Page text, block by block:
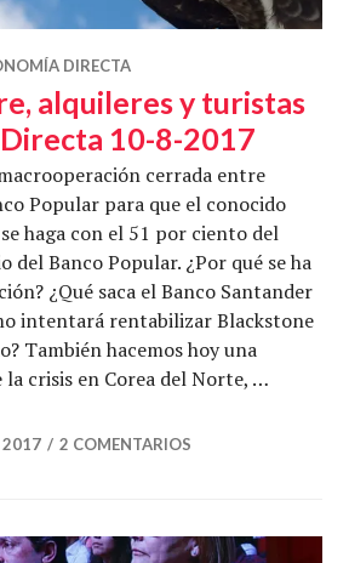
DIRECTA
alquileres y turistas
10-8-2017
cerrada entre
Popular para que el conocido
haga con el 51 por ciento del
del Banco Popular. ¿Por qué se ha
¿Qué saca el Banco Santander
intentará rentabilizar Blackstone
También hacemos hoy una
crisis en Corea del Norte, …
buitre, alquileres y turistas –
2017 2 COMENTARIOS